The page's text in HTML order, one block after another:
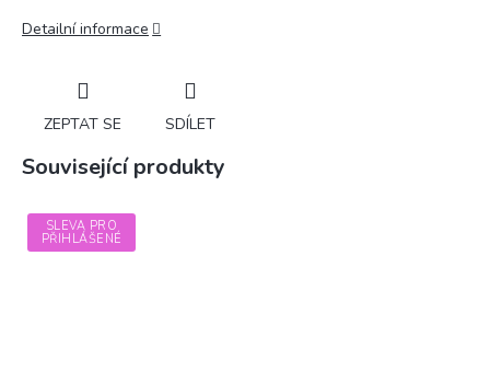
Detailní informace
ZEPTAT SE SDÍLET
Související produkty
SLEVA PRO
PŘIHLÁŠENÉ